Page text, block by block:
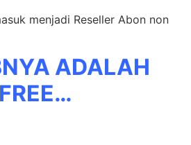
menjadi Reseller Abon non
ADALAH
FREE…